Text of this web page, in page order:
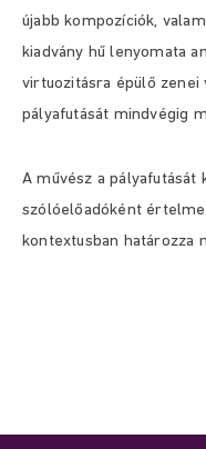
újabb kompozíciók,
kiadvány hű lenyomata
virtuozitásra épülő zenei
pályafutását mindvégig
A művész a
szólóelőadóként
kontextusban határozza